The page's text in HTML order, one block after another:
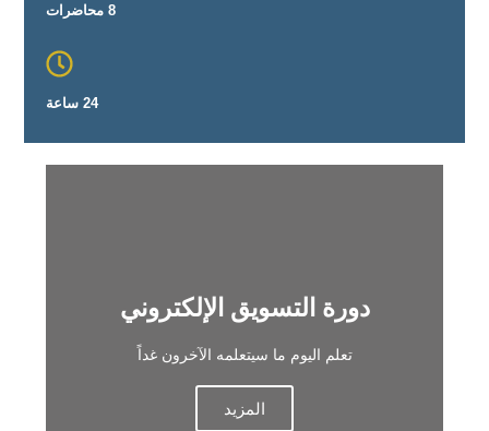
8 محاضرات
24 ساعة
دورة التسويق الإلكتروني
تعلم اليوم ما سيتعلمه الآخرون غداً
المزيد